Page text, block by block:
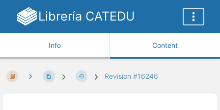
Librería CATEDU
Info Content
Revision #16246